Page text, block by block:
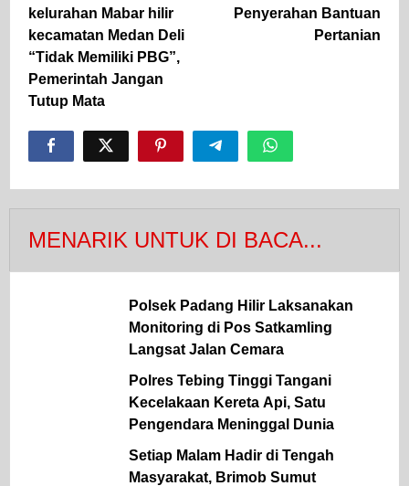
kelurahan Mabar hilir
kecamatan Medan Deli
“Tidak Memiliki PBG”,
Pemerintah Jangan
Tutup Mata
Penyerahan Bantuan
Pertanian
MENARIK UNTUK DI BACA...
Polsek Padang Hilir Laksanakan
Monitoring di Pos Satkamling
Langsat Jalan Cemara
Polres Tebing Tinggi Tangani
Kecelakaan Kereta Api, Satu
Pengendara Meninggal Dunia
Setiap Malam Hadir di Tengah
Masyarakat, Brimob Sumut